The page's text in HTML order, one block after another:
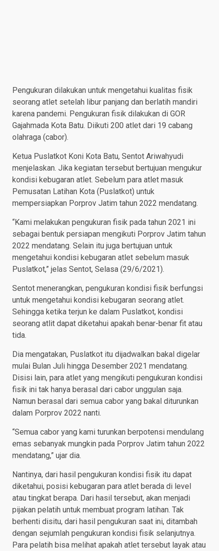
Pengukuran dilakukan untuk mengetahui kualitas fisik
seorang atlet setelah libur panjang dan berlatih mandiri
karena pandemi. Pengukuran fisik dilakukan di GOR
Gajahmada Kota Batu. Diikuti 200 atlet dari 19 cabang
olahraga (cabor).
Ketua Puslatkot Koni Kota Batu, Sentot Ariwahyudi
menjelaskan. Jika kegiatan tersebut bertujuan mengukur
kondisi kebugaran atlet. Sebelum para atlet masuk
Pemusatan Latihan Kota (Puslatkot) untuk
mempersiapkan Porprov Jatim tahun 2022 mendatang.
“Kami melakukan pengukuran fisik pada tahun 2021 ini
sebagai bentuk persiapan mengikuti Porprov Jatim tahun
2022 mendatang. Selain itu juga bertujuan untuk
mengetahui kondisi kebugaran atlet sebelum masuk
Puslatkot,” jelas Sentot, Selasa (29/6/2021).
Sentot menerangkan, pengukuran kondisi fisik berfungsi
untuk mengetahui kondisi kebugaran seorang atlet.
Sehingga ketika terjun ke dalam Puslatkot, kondisi
seorang atlit dapat diketahui apakah benar-benar fit atau
tida.
Dia mengatakan, Puslatkot itu dijadwalkan bakal digelar
mulai Bulan Juli hingga Desember 2021 mendatang.
Disisi lain, para atlet yang mengikuti pengukuran kondisi
fisik ini tak hanya berasal dari cabor unggulan saja.
Namun berasal dari semua cabor yang bakal diturunkan
dalam Porprov 2022 nanti.
“Semua cabor yang kami turunkan berpotensi mendulang
emas sebanyak mungkin pada Porprov Jatim tahun 2022
mendatang,” ujar dia.
Nantinya, dari hasil pengukuran kondisi fisik itu dapat
diketahui, posisi kebugaran para atlet berada di level
atau tingkat berapa. Dari hasil tersebut, akan menjadi
pijakan pelatih untuk membuat program latihan. Tak
berhenti disitu, dari hasil pengukuran saat ini, ditambah
dengan sejumlah pengukuran kondisi fisik selanjutnya.
Para pelatih bisa melihat apakah atlet tersebut layak atau